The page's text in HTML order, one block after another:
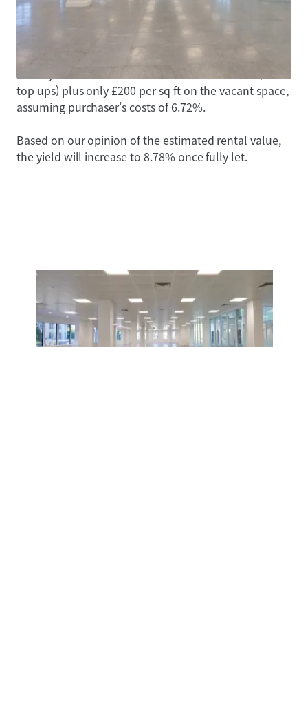
Offers are sought in excess of £17,000,000 (Seventeen
Million Pounds), subject to contract and exclusive of
VAT. A purchase at this level reflects an attractive net
initial yield of 7.27% on the contracted income (no
top ups) plus only £200 per sq ft on the vacant space,
assuming purchaser’s costs of 6.72%.
Based on our opinion of the estimated rental value,
the yield will increase to 8.78% once fully let.